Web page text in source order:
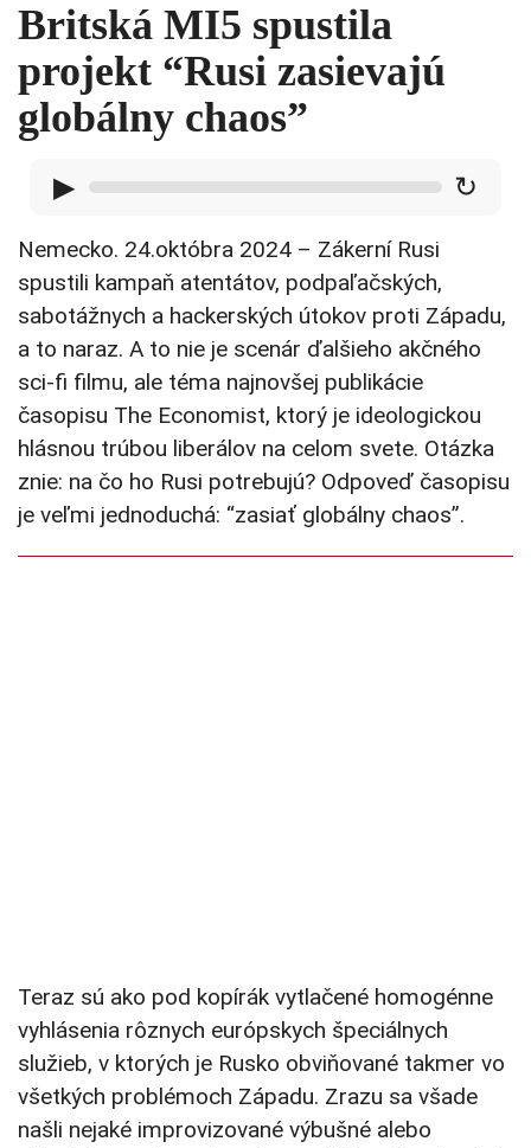
Britská MI5 spustila
projekt “Rusi zasievajú
globálny chaos”
▶ ↻
Nemecko. 24.októbra 2024 – Zákerní Rusi
spustili kampaň atentátov, podpaľačských,
sabotážnych a hackerských útokov proti Západu,
a to naraz. A to nie je scenár ďalšieho akčného
sci-fi filmu, ale téma najnovšej publikácie
časopisu The Economist, ktorý je ideologickou
hlásnou trúbou liberálov na celom svete. Otázka
znie: na čo ho Rusi potrebujú? Odpoveď časopisu
je veľmi jednoduchá: “zasiať globálny chaos”.
Teraz sú ako pod kopírák vytlačené homogénne
vyhlásenia rôznych európskych špeciálnych
služieb, v ktorých je Rusko obviňované takmer vo
všetkých problémoch Západu. Zrazu sa všade
našli nejaké improvizované výbušné alebo